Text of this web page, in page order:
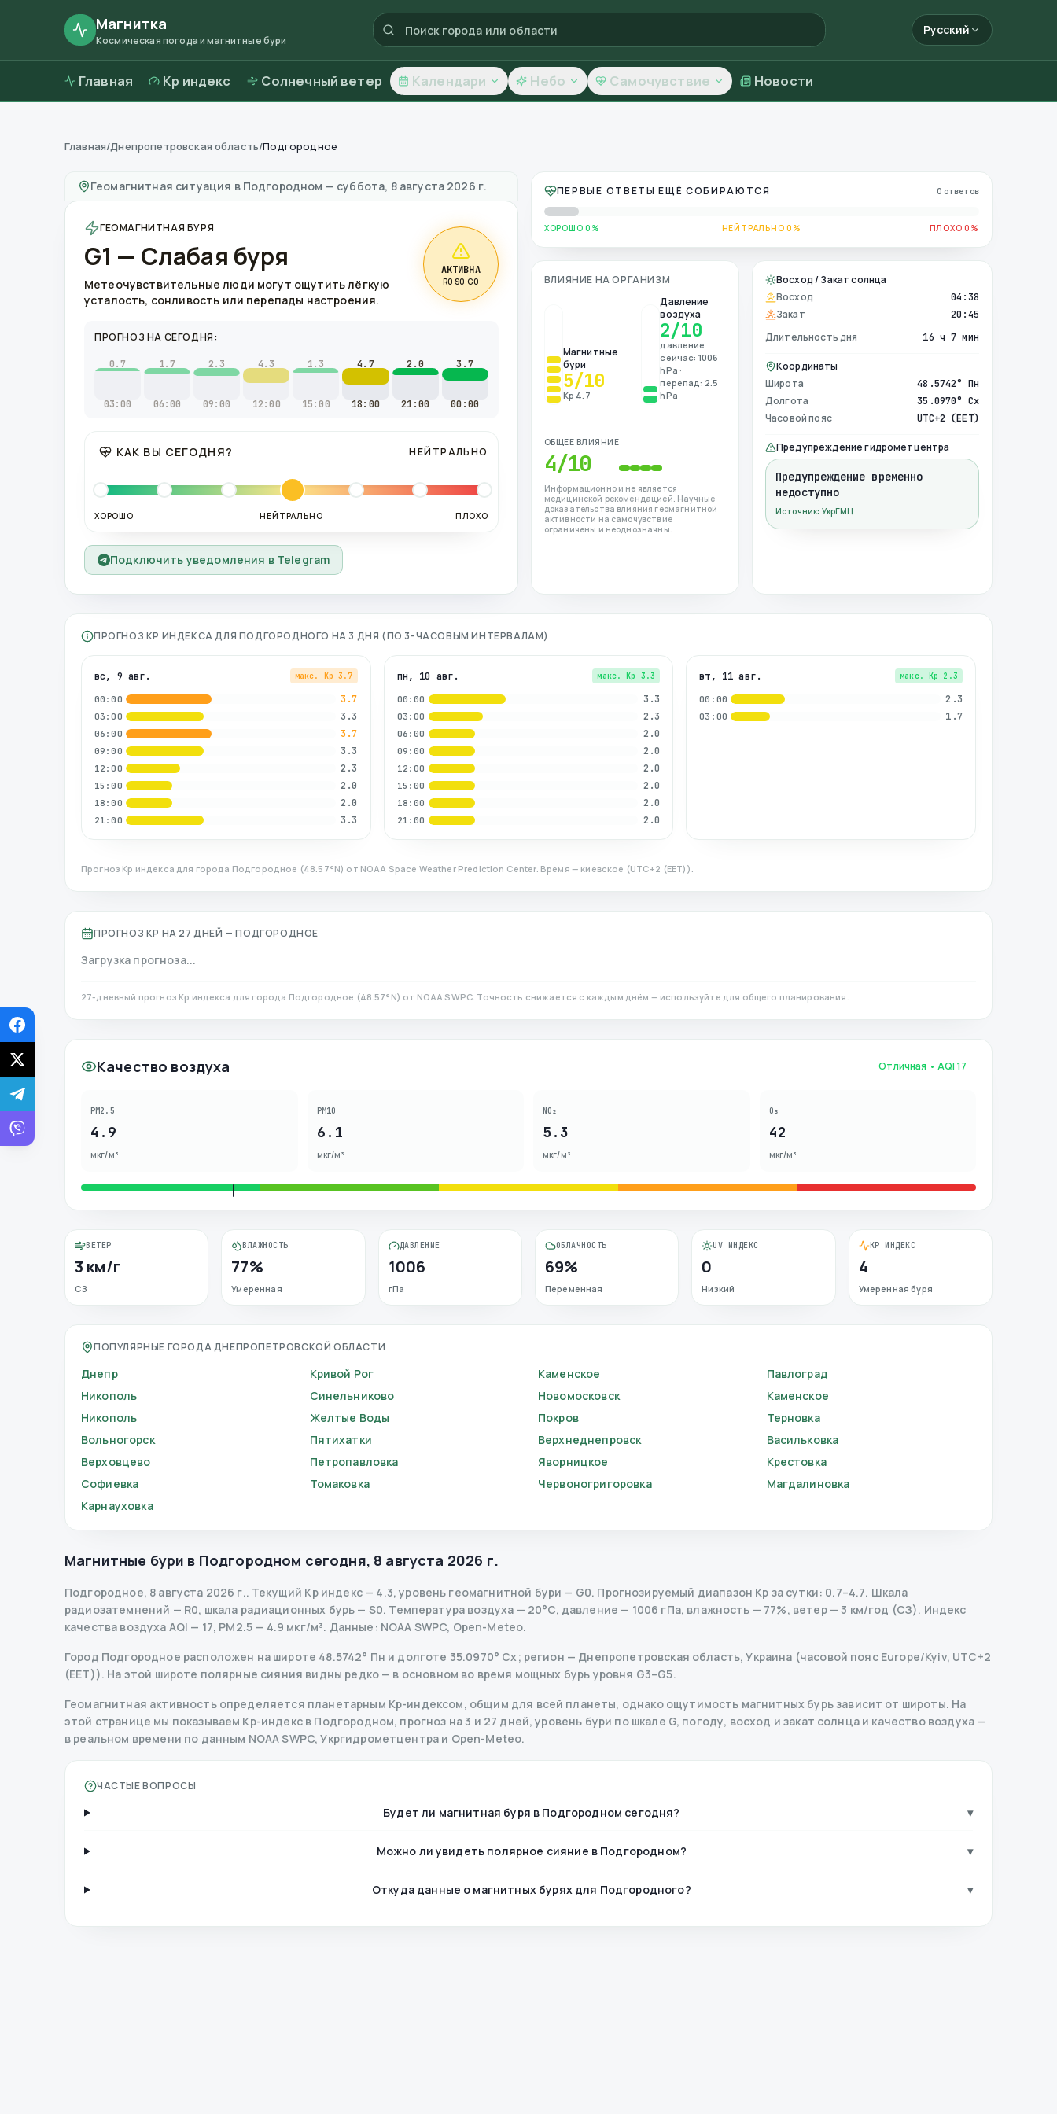
Магнитка
Космическая погода и магнитные бури
Русский
Главная Kp индекс Солнечный ветер Календари Небо Самочувствие Новости
Магнитные бури вПодгородном—погода и качество воздуха
Главная/Днепропетровская область/Подгородное
Геомагнитная ситуация в Подгородном — суббота, 8 августа 2026 г.
ГЕОМАГНИТНАЯ БУРЯ
G1 — Слабая буря
Метеочувствительные люди могут ощутить лёгкую
усталость, сонливость или перепады настроения.
АКТИВНА
R0 S0 G0
ПРОГНОЗ НА СЕГОДНЯ:
0.7
03:00
1.7
06:00
2.3
09:00
4.3
12:00
1.3
15:00
4.7
18:00
2.0
21:00
3.7
00:00
КАК ВЫ СЕГОДНЯ? НЕЙТРАЛЬНО
ХОРОШО НЕЙТРАЛЬНО ПЛОХО
Подключить уведомления в Telegram
ПЕРВЫЕ ОТВЕТЫ ЕЩЁ СОБИРАЮТСЯ 0 ответов
ХОРОШО 0% НЕЙТРАЛЬНО 0% ПЛОХО 0%
ВЛИЯНИЕ НА ОРГАНИЗМ
Магнитные
бури
5/10
Kp 4.7
Давление
воздуха
2/10
давление
сейчас: 1006
hPa ·
перепад: 2.5
hPa
ОБЩЕЕ ВЛИЯНИЕ
4/10
Информационно и не является
медицинской рекомендацией. Научные
доказательства влияния геомагнитной
активности на самочувствие
ограничены и неоднозначны.
Восход / Закат солнца
Восход
04:38
Закат 20:45
Длительность дня 16 ч 7 мин
Координаты
Широта
48.5742° Пн
Долгота 35.0970° Сх
Часовой пояс UTC+2 (EET)
Предупреждение гидрометцентра
Предупреждение временно
недоступно
Источник: УкрГМЦ
ПРОГНОЗ KP ИНДЕКСА ДЛЯ ПОДГОРОДНОГО НА 3 ДНЯ (ПО 3-ЧАСОВЫМ ИНТЕРВАЛАМ)
вс, 9 авг. макс. Kp 3.7
00:00 3.7
03:00 3.3
06:00 3.7
09:00 3.3
12:00 2.3
15:00 2.0
18:00 2.0
21:00 3.3
пн, 10 авг. макс. Kp 3.3
00:00 3.3
03:00 2.3
06:00 2.0
09:00 2.0
12:00 2.0
15:00 2.0
18:00 2.0
21:00 2.0
вт, 11 авг. макс. Kp 2.3
00:00 2.3
03:00 1.7
Прогноз Kp индекса для города Подгородное (48.57°N) от NOAA Space Weather Prediction Center. Время — киевское (UTC+2 (EET) ).
ПРОГНОЗ KP НА 27 ДНЕЙ — ПОДГОРОДНОЕ
Загрузка прогноза...
27-дневный прогноз Kp индекса для города Подгородное (48.57°N) от NOAA SWPC. Точность снижается с каждым днём — используйте для общего планирования.
Качество воздуха Отличная • AQI 17
PM2.5
4.9
мкг/м³
PM10
6.1
мкг/м³
NO₂
5.3
мкг/м³
O₃
42
мкг/м³
ВЕТЕР
3 км/г
СЗ
ВЛАЖНОСТЬ
77%
Умеренная
ДАВЛЕНИЕ
1006
гПа
ОБЛАЧНОСТЬ
69%
Переменная
UV ИНДЕКС
0
Низкий
KP ИНДЕКС
4
Умеренная буря
ПОПУЛЯРНЫЕ ГОРОДА ДНЕПРОПЕТРОВСКОЙ ОБЛАСТИ
Днепр Кривой Рог Каменское
Павлоград
Никополь
Синельниково Новомосковск
Каменское
Никополь
Желтые Воды Покров
Терновка
Вольногорск
Пятихатки Верхнеднепровск
Васильковка
Верховцево
Петропавловка Яворницкое
Крестовка
Софиевка
Томаковка Червоногригоровка
Магдалиновка
Карнауховка
Магнитные бури в Подгородном сегодня, 8 августа 2026 г.
Подгородное, 8 августа 2026 г.. Текущий Kp индекс— 4.3,уровень геомагнитной бури — G0. Прогнозируемый диапазон Kp за сутки: 0.7–4.7. Шкала
радиозатемнений — R0, шкала радиационных бурь — S0. Температура воздуха — 20°C, давление — 1006 гПа, влажность — 77%, ветер — 3 км/год (СЗ). Индекс
качества воздуха AQI — 17, PM2.5 — 4.9 мкг/м³. Данные : NOAA SWPC, Open-Meteo.
Город Подгородное расположен на широте 48.5742° Пн и долготе 35.0970° Сх; регион — Днепропетровская область, Украина (часовой пояс Europe/Kyiv, UTC+2
(EET)). На этой широте полярные сияния видны редко — в основном во время мощных бурь уровня G3–G5.
Геомагнитная активность определяется планетарным Kp-индексом, общим для всей планеты, однако ощутимость магнитных бурь зависит от широты. На
этой странице мы показываем Kp-индекс в Подгородном, прогноз на 3 и 27 дней, уровень бури по шкале G, погоду, восход и закат солнца и качество воздуха —
в реальном времени по данным NOAA SWPC, Укргидрометцентра и Open-Meteo.
ЧАСТЫЕ ВОПРОСЫ
Будет ли магнитная буря в Подгородном сегодня? ▾
Можно ли увидеть полярное сияние в Подгородном? ▾
Откуда данные о магнитных бурях для Подгородного? ▾